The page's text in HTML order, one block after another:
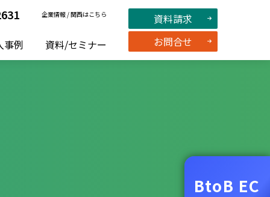
企業情報/関西はこちら
事例 資料/セミナー
資料請求
お問合せ
BtoB EC